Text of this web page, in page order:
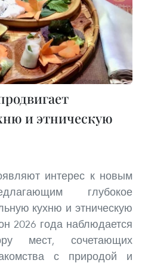
и этническую
интерес к новым
глубокое
кухню и этническую
2026 года наблюдается
мест, сочетающих
с природой и